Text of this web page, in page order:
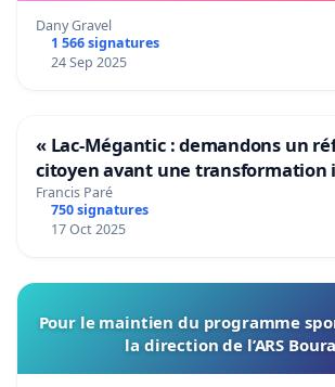
Dany Gravel
1 566 signatures
24 Sep 2025
« Lac-Mégantic : demandons un
citoyen avant une transformation
de notre territoire »
Francis Paré
750 signatures
17 Oct 2025
Pour le maintien du programme
la direction de l’ARS